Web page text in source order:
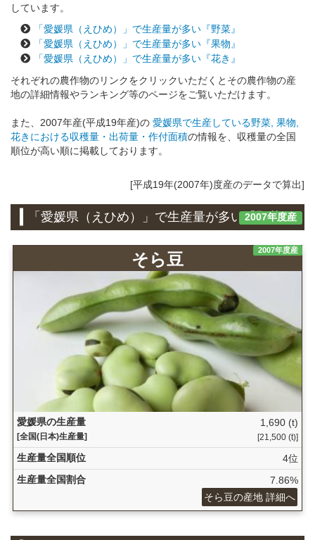
しています。
「愛媛県（えひめ）」で生産量が多い『野菜』
「愛媛県（えひめ）」で生産量が多い『果物』
「愛媛県（えひめ）」で生産量が多い『花き』
それぞれの農作物のリンクをクリックいただくとその農作物の産
地の詳細情報やランキング等のページをご覧いただけます。
また、2007年産(平成19年産)の 愛媛県で生産している野菜, 果物,
花きにおける収穫量・出荷量・作付面積の情報を、収穫量の全国
順位が高い順に掲載しております。
[平成19年(2007年)度産のデータで算出]
2007年度産
「愛媛県（えひめ）」で生産量が多い『野菜』
2007年度産
そら豆
愛媛県の生産量
[全国(日本)生産量]
1,690 (t)
[21,500 (t)]
生産量全国順位
4位
生産量全国割合
7.86%
そら豆の産地 詳細へ